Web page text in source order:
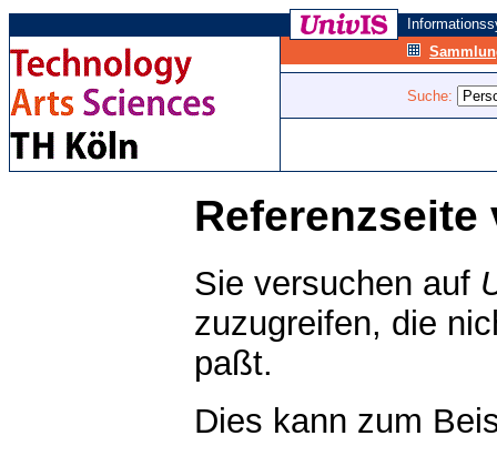
Suche:
Referenzseite
Sie versuchen auf
zuzugreifen, die
paßt.
Dies kann zum